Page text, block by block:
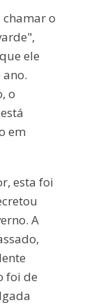
chamar o
ele
o
em
esta foi
A
foi de